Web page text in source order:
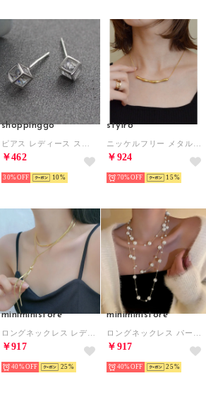
shoppinggo
￥462
30% 10
styiro
￥924
70% 15
miniministore
￥917
40% 25
miniministore
￥917
40% 25